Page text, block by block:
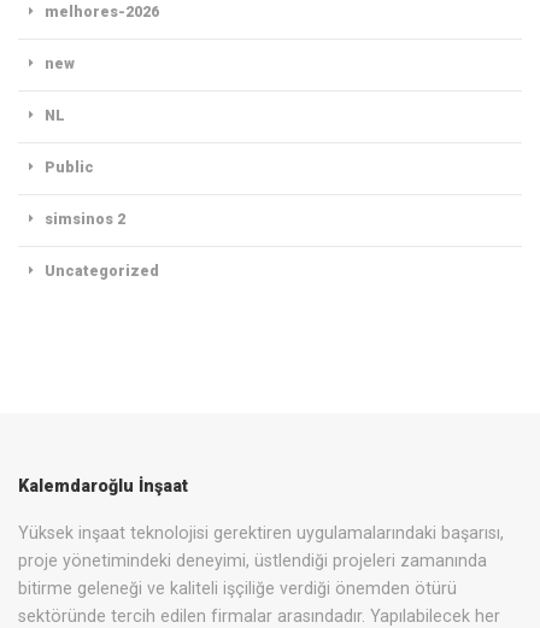
melhores-2026
new
NL
Public
simsinos 2
Uncategorized
Kalemdaroğlu İnşaat
Yüksek inşaat teknolojisi gerektiren uygulamalarındaki başarısı,
proje yönetimindeki deneyimi, üstlendiği projeleri zamanında
bitirme geleneği ve kaliteli işçiliğe verdiği önemden ötürü
sektöründe tercih edilen firmalar arasındadır. Yapılabilecek her